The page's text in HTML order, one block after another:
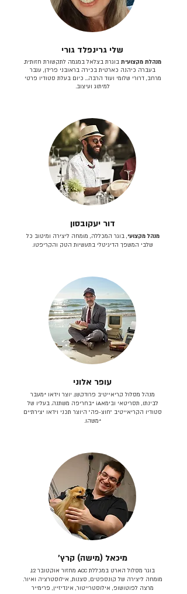
שלי גרינפלד גורי
מנהלת מקצועית בוגרת בצלאל במגמה לתקשורת חזותית.
בעברה כיהנה כארטית בכירה בראובני פרידן, ענבר
מרחב, דרורי שלומי ועוד הרבה… כיום בעלת סטודיו פרטי
למיתוג ועיצוב.
דור יעקובסון
מנהל מקצועי, בוגר המכללה, מומחה ליצירה ומיטוב כל
שלבי המשפך הדיגיטלי בתעשיות הטק והקריפטו.
עופר אלוני
מנהל מסלול קריאייטיב פרודקשן. יוצר וידאו *מעבר
לבינתו, תסריטאי וב​ימאiA‎ *בחריפה משתנה. בעליו של
סטודיו הקריאייטיב ״חוצ-פה״ היוצר תכני וידאו יצירתיים
*משהו.
מיכאל (מישה) קרץ׳
בוגר מסלול הארט במכללת ACC מחזור אוקטובר 12.
מומחה ליצירה של קונספטים, סצנות, אילוסטרציה ואיור.
מרצה לפוטושופ, אילוסטרייטור, אינדיזיין, פרימייר